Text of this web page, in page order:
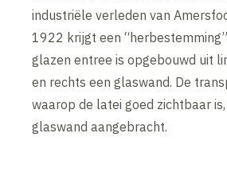
industriële verleden van
1922 krijgt een
glazen entree is opgebouwd uit
en rechts een glaswand. De
waarop de latei goed zichtbaar
glaswand aangebracht.